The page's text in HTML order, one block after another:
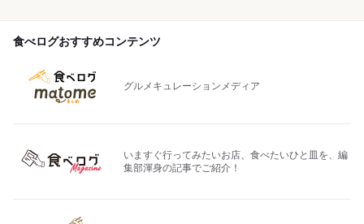
食べログおすすめコンテンツ
グルメキュレーションメディア
いますぐ行ってみたいお店、食べたいひと皿を、編
集部渾身の記事でご紹介！